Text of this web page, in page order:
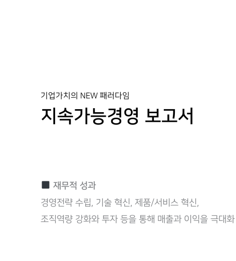
기업가치의 NEW 패러다임
지속가능경영 보고서
재무적 성과
경영전략 수립, 기술 혁신, 제품/서비스 혁신,
조직역량 강화와 투자 등을 통해 매출과 이익을 극대화